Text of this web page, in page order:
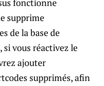
fonctionne
supprime
de la base de
si vous réactivez le
ajouter
supprimés, afin